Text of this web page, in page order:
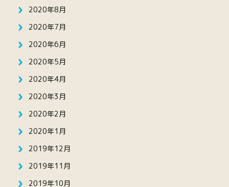
2020年8月
2020年7月
2020年6月
2020年5月
2020年4月
2020年3月
2020年2月
2020年1月
2019年12月
2019年11月
2019年10月